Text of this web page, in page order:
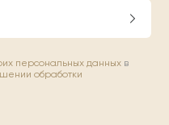
персональных данных в
обработки